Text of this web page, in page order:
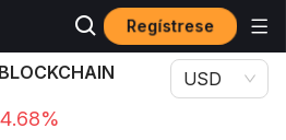
Regístrese
Precio de SMART BLOCKCHAIN SMART
USD